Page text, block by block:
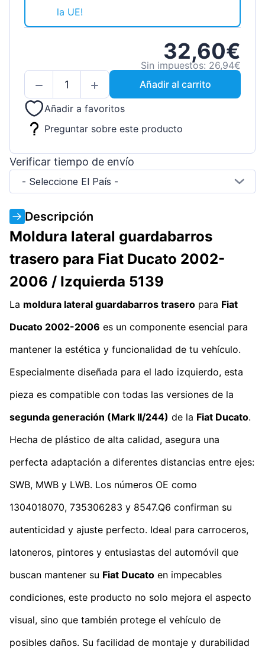
la UE!
32,60€
Sin impuestos: 26,94€
Añadir al carrito
Añadir a favoritos
Preguntar sobre este producto
Verificar tiempo de envío
- Seleccione El País -
Descripción
Moldura lateral guardabarros
trasero para Fiat Ducato 2002-
2006 / Izquierda 5139
La moldura lateral guardabarros trasero para Fiat
Ducato 2002-2006 es un componente esencial para
mantener la estética y funcionalidad de tu vehículo.
Especialmente diseñada para el lado izquierdo, esta
pieza es compatible con todas las versiones de la
segunda generación (Mark II/244) de la Fiat Ducato.
Hecha de plástico de alta calidad, asegura una
perfecta adaptación a diferentes distancias entre ejes:
SWB, MWB y LWB. Los números OE como
1304018070, 735306283 y 8547.Q6 confirman su
autenticidad y ajuste perfecto. Ideal para carroceros,
latoneros, pintores y entusiastas del automóvil que
buscan mantener su Fiat Ducato en impecables
condiciones, este producto no solo mejora el aspecto
visual, sino que también protege el vehículo de
posibles daños. Su facilidad de montaje y durabilidad